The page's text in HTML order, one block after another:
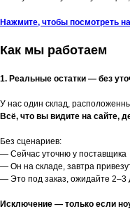
Нажмите, чтобы посмотреть
Как мы работаем
1. Реальные остатки — без
У нас один склад,
Всё, что вы видите на сайте,
Без сценариев:
— Сейчас уточню у поставщика
— Он на складе, завтра
— Это под заказ, ожидайте 2–3
Исключение — только если